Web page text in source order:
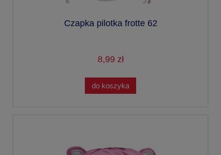
Czapka pilotka frotte 62
8,99 zł
do koszyka